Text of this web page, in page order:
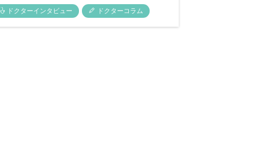
ドクターインタビュー ドクターコラム